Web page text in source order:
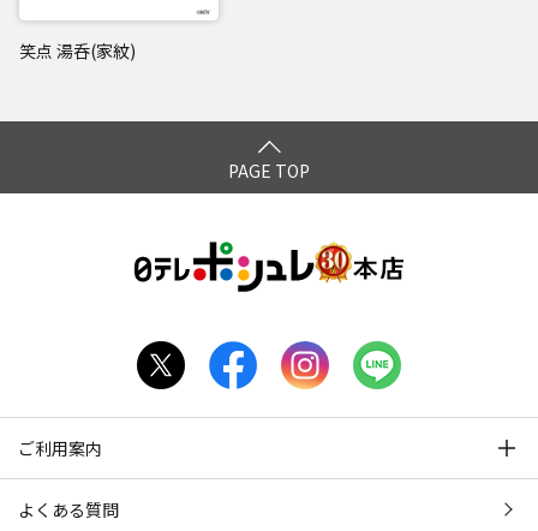
笑点 湯呑(家紋)
PAGE TOP
ご利用案内
よくある質問